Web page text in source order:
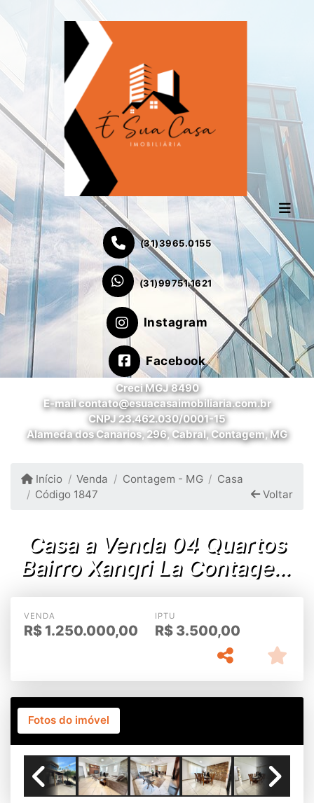
(31)3965.0155
(31)99751.1621
Instagram
Facebook
Creci MGJ 8490
E-mail contato@esuacasaimobiliaria.com.br
CNPJ 23.462.030/0001-15
Alameda dos Canarios, 296, Cabral, Contagem, MG
Início Venda Contagem - MG
Casa
Código 1847
Voltar
Casa a Venda 04 Quartos
Bairro Xangri La Contagem
MG
VENDA
R$ 1.250.000,00
IPTU
R$ 3.500,00
Fotos do imóvel